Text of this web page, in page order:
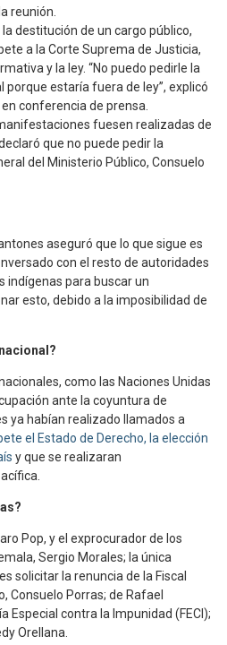
reunión.
destitución de un cargo público,
a la Corte Suprema de Justicia,
y la ley. “No puedo pedirle la
porque estaría fuera de ley”, explicó
conferencia de prensa.
fuesen realizadas de
que no puede pedir la
del Ministerio Público, Consuelo
aseguró que lo que sigue es
con el resto de autoridades
indígenas para buscar un
esto, debido a la imposibilidad de
como las Naciones Unidas
ante la coyuntura de
ya habían realizado llamados a
el Estado de Derecho, la elección
y que se realizaran
Pop, y el exprocurador de los
Sergio Morales; la única
solicitar la renuncia de la Fiscal
Consuelo Porras; de Rafael
Especial contra la Impunidad (FECI);
Orellana.